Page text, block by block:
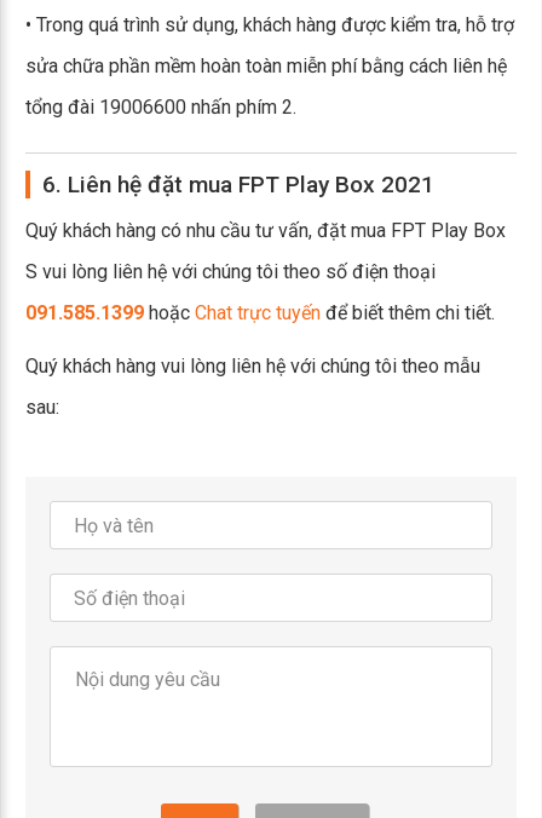
• Trong quá trình sử dụng, khách hàng được kiểm tra, hỗ trợ
sửa chữa phần mềm hoàn toàn miễn phí bằng cách liên hệ
tổng đài 19006600 nhấn phím 2.
6. Liên hệ đặt mua FPT Play Box 2021
Quý khách hàng có nhu cầu tư vấn, đặt mua FPT Play Box
S vui lòng liên hệ với chúng tôi theo số điện thoại
091.585.1399 hoặc Chat trực tuyến để biết thêm chi tiết.
Quý khách hàng vui lòng liên hệ với chúng tôi theo mẫu
sau: